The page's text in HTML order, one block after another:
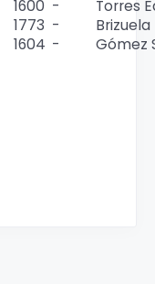
1600 -
Torres
1773 -
1604 - Gómez